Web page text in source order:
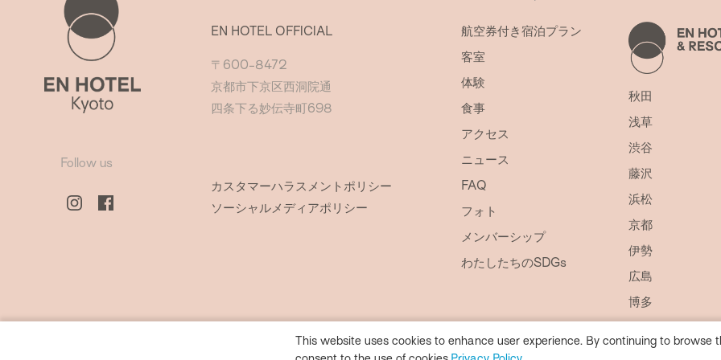
Follow us
EN HOTEL OFFICIAL
〒600-8472
京都市下京区西洞院通
四条下る妙伝寺町698
カスタマーハラスメントポリシー
ソーシャルメディアポリシー
航空券付き宿泊プラン
客室
体験
食事
アクセス
ニュース
FAQ
フォト
メンバーシップ
わたしたちのSDGs
秋田
浅草
渋谷
藤沢
浜松
京都
伊勢
広島
博多
This website uses cookies to enhance user experience. By continuing to browse